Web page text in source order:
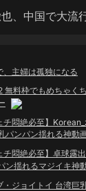
也、中国で大流
、主婦は孤独になる
無料枠でもめちゃく
チ悶絶必至】
パンパン揺れる神動
チ悶絶必至】卓球露
ン揺れるマジイキ神
・ジョイトイ 台湾巨